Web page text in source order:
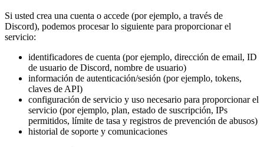
Si usted crea una cuenta o accede (por ejemplo, a través de
Discord), podemos procesar lo siguiente para proporcionar el
servicio:
identificadores de cuenta (por ejemplo, dirección de email, ID
de usuario de Discord, nombre de usuario)
información de autenticación/sesión (por ejemplo, tokens,
claves de API)
configuración de servicio y uso necesario para proporcionar el
servicio (por ejemplo, plan, estado de suscripción, IPs
permitidos, límite de tasa y registros de prevención de abusos)
historial de soporte y comunicaciones